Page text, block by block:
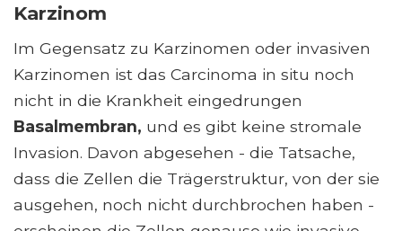
Karzinom
Im Gegensatz zu Karzinomen oder invasiven
Karzinomen ist das Carcinoma in situ noch
nicht in die Krankheit eingedrungen
Basalmembran, und es gibt keine stromale
Invasion. Davon abgesehen - die Tatsache,
dass die Zellen die Trägerstruktur, von der sie
ausgehen, noch nicht durchbrochen haben -